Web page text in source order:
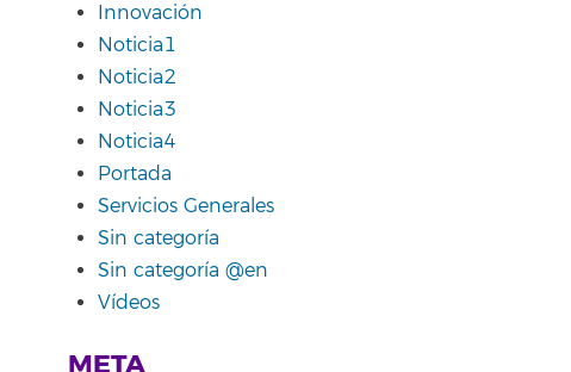
Innovación
Noticia1
Noticia2
Noticia3
Noticia4
Portada
Servicios Generales
Sin categoría
Sin categoría @en
Vídeos
META